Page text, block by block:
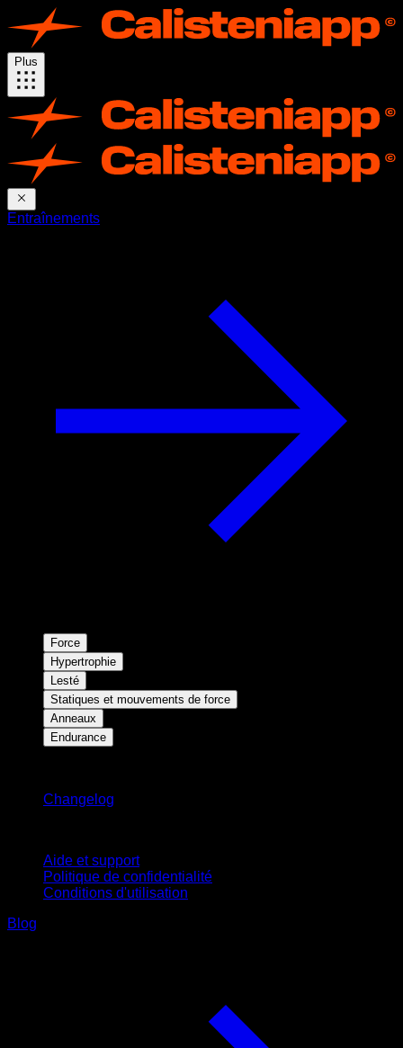
Plus
Entraînements
Force
Hypertrophie
Lesté
Statiques et mouvements de force
Anneaux
Endurance
Changelog
Aide et support
Politique de confidentialité
Conditions d'utilisation
Blog